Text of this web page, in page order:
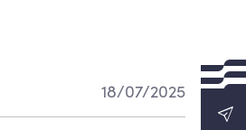
18/07/2025